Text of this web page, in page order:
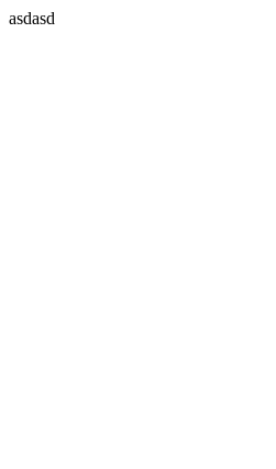
asdasd